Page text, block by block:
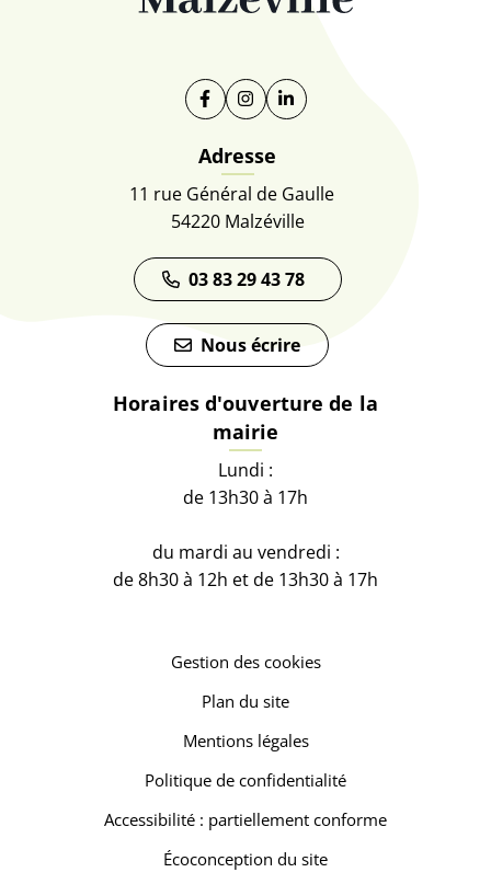
Facebook
(ouverture dans un nouvel onglet)
Instagram
(ouverture dans un nouvel
Linkedin
(ouverture dans un
Adresse
11 rue Général de Gaulle
54220 Malzéville
03 83 29 43 78
Nous écrire
Horaires d'ouverture de la
mairie
Lundi :
de 13h30 à 17h
du mardi au vendredi :
de 8h30 à 12h et de 13h30 à 17h
Gestion des cookies
Plan du site
Mentions légales
Politique de confidentialité
Accessibilité : partiellement conforme
Écoconception du site